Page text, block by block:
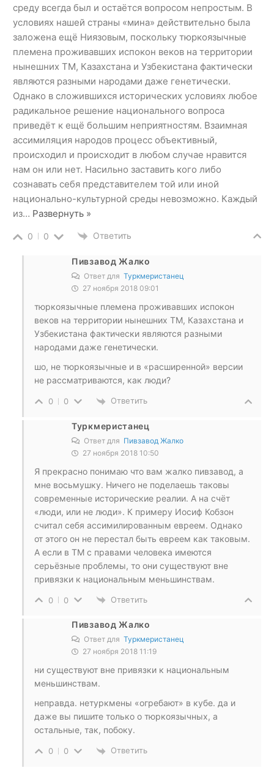
среду всегда был и остаётся вопросом непростым. В
условиях нашей страны «мина» действительно была
заложена ещё Ниязовым, поскольку тюркоязычные
племена проживавших испокон веков на территории
нынешних ТМ, Казахстана и Узбекистана фактически
являются разными народами даже генетически.
Однако в сложившихся исторических условиях любое
радикальное решение национального вопроса
приведёт к ещё большим неприятностям. Взаимная
ассимиляция народов процесс объективный,
происходил и происходит в любом случае нравится
нам он или нет. Насильно заставить кого либо
сознавать себя представителем той или иной
национально-культурной среды невозможно. Каждый
из… Развернуть »
0 0 Ответить
Пивзавод Жалко
Ответ для Туркмеристанец
27 ноября 2018 09:01
тюркоязычные племена проживавших испокон
веков на территории нынешних ТМ, Казахстана и
Узбекистана фактически являются разными
народами даже генетически.
шо, не тюркоязычные и в «расширенной» версии
не рассматриваются, как люди?
0 0 Ответить
Туркмеристанец
Ответ для Пивзавод Жалко
27 ноября 2018 10:50
Я прекрасно понимаю что вам жалко пивзавод, а
мне восьмушку. Ничего не поделаешь таковы
современные исторические реалии. А на счёт
«люди, или не люди». К примеру Иосиф Кобзон
считал себя ассимилированным евреем. Однако
от этого он не перестал быть евреем как таковым.
А если в ТМ с правами человека имеются
серьёзные проблемы, то они существуют вне
привязки к национальным меньшинствам.
0 0 Ответить
Пивзавод Жалко
Ответ для Туркмеристанец
27 ноября 2018 11:19
ни существуют вне привязки к национальным
меньшинствам.
неправда. нетуркмены «огребают» в кубе. да и
даже вы пишите только о тюркоязычных, а
остальные, так, побоку.
0 0 Ответить